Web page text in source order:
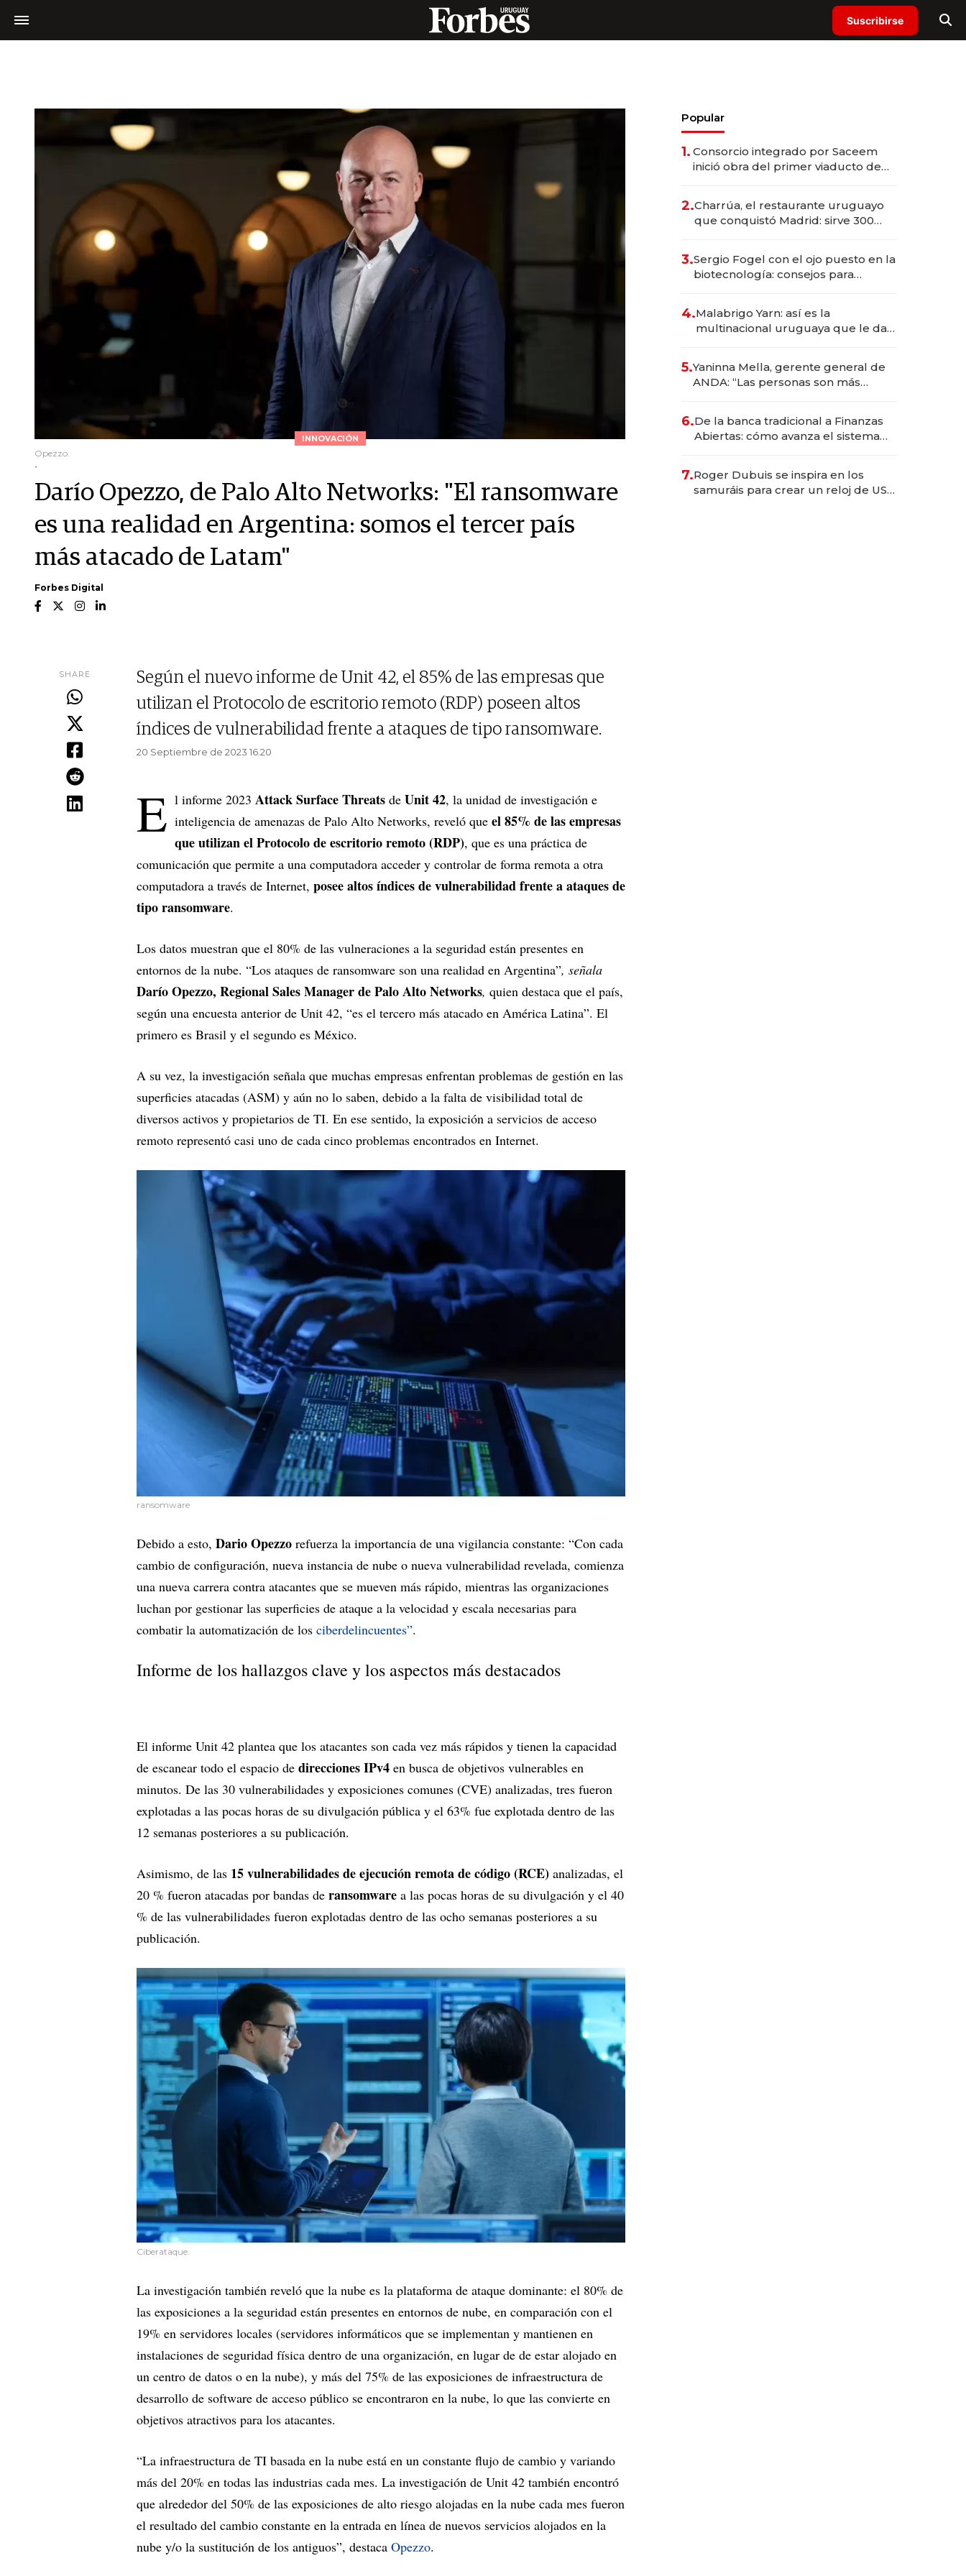
Suscribirse
INNOVACIÓN
Opezzo.
.
Darío Opezzo, de Palo Alto Networks: "El ransomware
es una realidad en Argentina: somos el tercer país
más atacado de Latam"
Forbes Digital
SHARE
Según el nuevo informe de Unit 42, el 85% de las empresas que
utilizan el Protocolo de escritorio remoto (RDP) poseen altos
índices de vulnerabilidad frente a ataques de tipo ransomware.
20 Septiembre de 2023 16.20
E l informe 2023 Attack Surface Threats de Unit 42, la unidad de investigación e
inteligencia de amenazas de Palo Alto Networks, reveló que el 85% de las empresas
que utilizan el Protocolo de escritorio remoto (RDP), que es una práctica de
comunicación que permite a una computadora acceder y controlar de forma remota a otra
computadora a través de Internet, posee altos índices de vulnerabilidad frente a ataques de
tipo ransomware.
Los datos muestran que el 80% de las vulneraciones a la seguridad están presentes en
entornos de la nube. “Los ataques de ransomware son una realidad en Argentina”, señala
Darío Opezzo, Regional Sales Manager de Palo Alto Networks, quien destaca que el país,
según una encuesta anterior de Unit 42, “es el tercero más atacado en América Latina”. El
primero es Brasil y el segundo es México.
A su vez, la investigación señala que muchas empresas enfrentan problemas de gestión en las
superficies atacadas (ASM) y aún no lo saben, debido a la falta de visibilidad total de
diversos activos y propietarios de TI. En ese sentido, la exposición a servicios de acceso
remoto representó casi uno de cada cinco problemas encontrados en Internet.
ransomware
Debido a esto, Dario Opezzo refuerza la importancia de una vigilancia constante: “Con cada
cambio de configuración, nueva instancia de nube o nueva vulnerabilidad revelada, comienza
una nueva carrera contra atacantes que se mueven más rápido, mientras las organizaciones
luchan por gestionar las superficies de ataque a la velocidad y escala necesarias para
combatir la automatización de los ciberdelincuentes”.
Informe de los hallazgos clave y los aspectos más destacados
El informe Unit 42 plantea que los atacantes son cada vez más rápidos y tienen la capacidad
de escanear todo el espacio de direcciones IPv4 en busca de objetivos vulnerables en
minutos. De las 30 vulnerabilidades y exposiciones comunes (CVE) analizadas, tres fueron
explotadas a las pocas horas de su divulgación pública y el 63% fue explotada dentro de las
12 semanas posteriores a su publicación.
Asimismo, de las 15 vulnerabilidades de ejecución remota de código (RCE) analizadas, el
20 % fueron atacadas por bandas de ransomware a las pocas horas de su divulgación y el 40
% de las vulnerabilidades fueron explotadas dentro de las ocho semanas posteriores a su
publicación.
Ciberataque.
La investigación también reveló que la nube es la plataforma de ataque dominante: el 80% de
las exposiciones a la seguridad están presentes en entornos de nube, en comparación con el
19% en servidores locales (servidores informáticos que se implementan y mantienen en
instalaciones de seguridad física dentro de una organización, en lugar de de estar alojado en
un centro de datos o en la nube), y más del 75% de las exposiciones de infraestructura de
desarrollo de software de acceso público se encontraron en la nube, lo que las convierte en
objetivos atractivos para los atacantes.
“La infraestructura de TI basada en la nube está en un constante flujo de cambio y variando
más del 20% en todas las industrias cada mes. La investigación de Unit 42 también encontró
que alrededor del 50% de las exposiciones de alto riesgo alojadas en la nube cada mes fueron
el resultado del cambio constante en la entrada en línea de nuevos servicios alojados en la
nube y/o la sustitución de los antiguos”, destaca Opezzo.
Popular
1. Consorcio integrado por Saceem
inició obra del primer viaducto de
millones
2.Charrúa, el restaurante uruguayo
que conquistó Madrid: sirve 300
prepara apertura
3.Sergio Fogel con el ojo puesto en la
biotecnología: consejos para
4.Malabrigo Yarn: así es la
multinacional uruguaya que le da
5.Yaninna Mella, gerente general de
ANDA: “Las personas son más
6.De la banca tradicional a Finanzas
Abiertas: cómo avanza el sistema
7.Roger Dubuis se inspira en los
samuráis para crear un reloj de US$